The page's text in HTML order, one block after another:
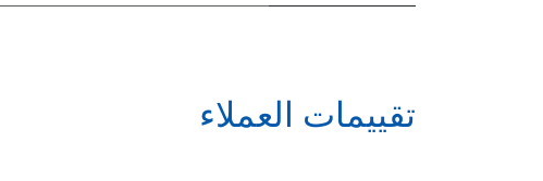
تقييمات العملاء